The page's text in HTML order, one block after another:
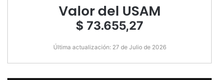
Valor del USAM
$ 73.655,27
Última actualización: 27 de Julio de 2026